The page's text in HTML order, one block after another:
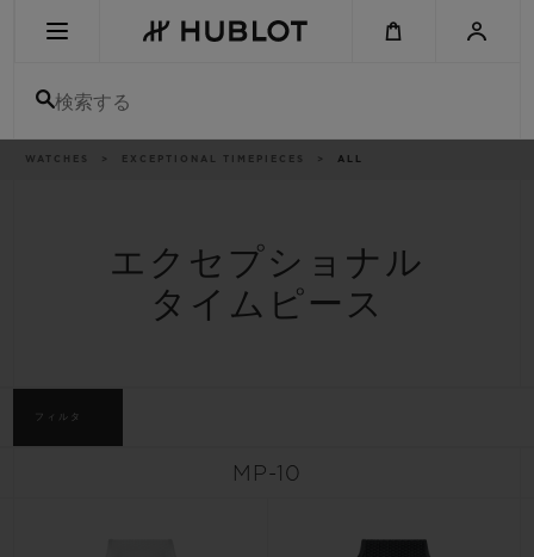
検索する
パ
WATCHES EXCEPTIONAL TIMEPIECES ALL
エクセプショナル
タイムピース
フィルタ
MP-10
スピリット オブ ビ